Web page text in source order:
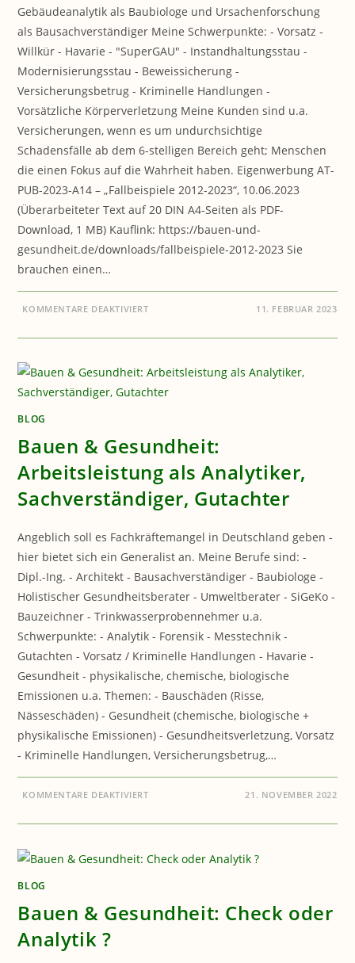
Gebäudeanalytik als Baubiologe und Ursachenforschung
als Bausachverständiger Meine Schwerpunkte: - Vorsatz -
Willkür - Havarie - "SuperGAU" - Instandhaltungsstau -
Modernisierungsstau - Beweissicherung -
Versicherungsbetrug - Kriminelle Handlungen -
Vorsätzliche Körperverletzung Meine Kunden sind u.a.
Versicherungen, wenn es um undurchsichtige
Schadensfälle ab dem 6-stelligen Bereich geht; Menschen
die einen Fokus auf die Wahrheit haben. Eigenwerbung AT-
PUB-2023-A14 – „Fallbeispiele 2012-2023“, 10.06.2023
(Überarbeiteter Text auf 20 DIN A4-Seiten als PDF-
Download, 1 MB) Kauflink: https://bauen-und-
gesundheit.de/downloads/fallbeispiele-2012-2023 Sie
brauchen einen…
KOMMENTARE DEAKTIVIERTFÜR
GESUNDHEIT:
11. FEBRUAR 2023
BLOG
Bauen & Gesundheit:
Arbeitsleistung als Analytiker,
Sachverständiger, Gutachter
Angeblich soll es Fachkräftemangel in Deutschland geben -
hier bietet sich ein Generalist an. Meine Berufe sind: -
Dipl.-Ing. - Architekt - Bausachverständiger - Baubiologe -
Holistischer Gesundheitsberater - Umweltberater - SiGeKo -
Bauzeichner - Trinkwasserprobennehmer u.a.
Schwerpunkte: - Analytik - Forensik - Messtechnik -
Gutachten - Vorsatz / Kriminelle Handlungen - Havarie -
Gesundheit - physikalische, chemische, biologische
Emissionen u.a. Themen: - Bauschäden (Risse,
Nässeschäden) - Gesundheit (chemische, biologische +
physikalische Emissionen) - Gesundheitsverletzung, Vorsatz
- Kriminelle Handlungen, Versicherungsbetrug,…
KOMMENTARE DEAKTIVIERTFÜR
GESUNDHEIT:
ANALYTIKER,
SACHVERSTÄNDIGER,
21. NOVEMBER 2022
BLOG
Bauen & Gesundheit: Check oder
Analytik ?